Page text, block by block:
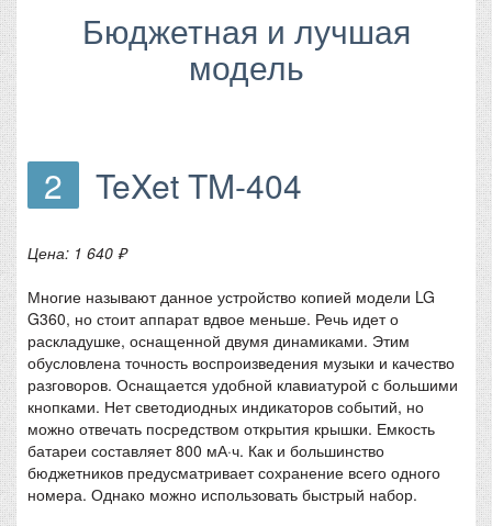
Бюджетная и лучшая
модель
2 TeXet TM-404
Цена: 1 640 ₽
Многие называют данное устройство копией модели LG
G360, но стоит аппарат вдвое меньше. Речь идет о
раскладушке, оснащенной двумя динамиками. Этим
обусловлена точность воспроизведения музыки и качество
разговоров. Оснащается удобной клавиатурой с большими
кнопками. Нет светодиодных индикаторов событий, но
можно отвечать посредством открытия крышки. Емкость
батареи составляет 800 мА·ч. Как и большинство
бюджетников предусматривает сохранение всего одного
номера. Однако можно использовать быстрый набор.